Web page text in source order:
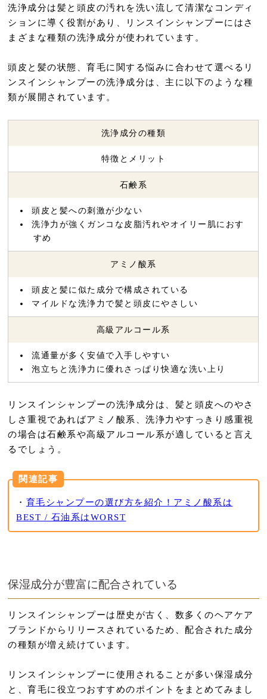
洗浄成分は髪と頭皮の汚れを洗い流して清潔なコンディ
ションに導く役割があり、リンスインシャンプーにはさ
まざまな種類の洗浄成分が使われています。
頭皮と髪の状態、育毛に関する悩みに合わせて選べるリ
ンスインシャンプーの洗浄成分は、主に以下のような種
類が展開されています。
洗浄成分の種類
特徴とメリット
石鹸系
頭皮と髪への刺激が少ない
洗浄力が強くガンコな皮脂汚れやオイリー肌におす
すめ
アミノ酸系
頭皮と髪に似た成分で構成されている
マイルドな洗浄力で髪と頭皮にやさしい
高級アルコール系
流通量が多く安値で入手しやすい
泡立ちと洗浄力に優れさっぱり快適な洗い上り
リンスインシャンプーの洗浄成分は、髪と頭皮へのやさ
しさ重視であればアミノ酸系、洗浄力やすっきり感重視
の場合は石鹸系や高級アルコール系が適していると言え
るでしょう。
関連記事
・ 育毛シャンプーの選び方を紹介！アミノ酸系は
BEST / 石油系はWORST
保湿成分が豊富に配合されている
リンスインシャンプーは歴史が古く、数多くのヘアケア
ブランドからリリースされているため、配合された成分
の種類が増え続けています。
リンスインシャンプーに使用されることが多い保湿成分
と、育毛に役立つおすすめのポイントをまとめてみまし